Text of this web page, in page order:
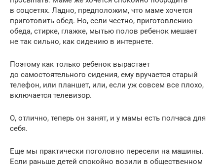
в соцсетях. Ладно, предположим, что маме хочется
приготовить обед. Но, если честно, приготовлению
обеда, стирке, глажке, мытью полов ребенок мешает
не так сильно, как сидению в интернете.
Поэтому как только ребенок вырастает
до самостоятельного сидения, ему вручается старый
телефон, или планшет, или, если уж совсем все плохо,
включается телевизор.
О, отлично, теперь он занят, и у мамы есть полчаса для
себя.
Еще мы практически поголовно пересели на машины.
Если раньше детей спокойно возили в общественном